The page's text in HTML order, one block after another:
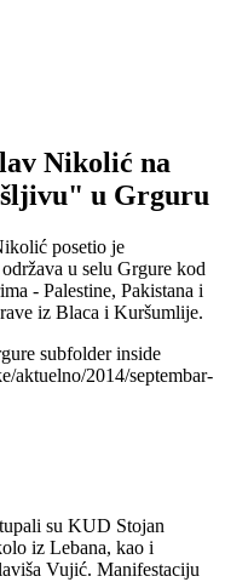
Nikolić na
u Grguru
posetio je
u selu Grgure kod
- Palestine, Pakistana i
iz Blaca i Kuršumlije.
subfolder inside
aktuelno/2014/septembar-
su KUD Stojan
iz Lebana, kao i
Vujić. Manifestaciju